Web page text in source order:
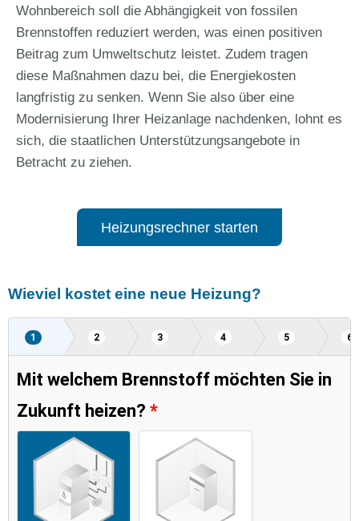
Wohnbereich soll die Abhängigkeit von fossilen
Brennstoffen reduziert werden, was einen positiven
Beitrag zum Umweltschutz leistet. Zudem tragen
diese Maßnahmen dazu bei, die Energiekosten
langfristig zu senken. Wenn Sie also über eine
Modernisierung Ihrer Heizanlage nachdenken, lohnt es
sich, die staatlichen Unterstützungsangebote in
Betracht zu ziehen.
Heizungsrechner starten
Wieviel kostet eine neue Heizung?